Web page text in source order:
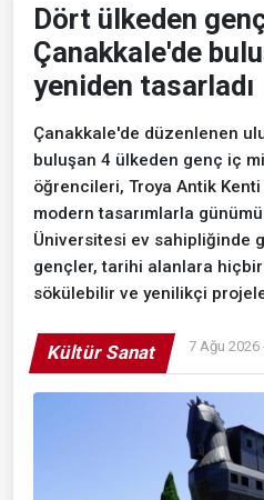
Dört ülkeden
Çanakkale'de
yeniden tasarladı
Çanakkale'de düzenlenen
buluşan 4 ülkeden genç iç
öğrencileri, Troya Antik
modern tasarımlarla
Üniversitesi ev sahipliğinde
gençler, tarihi alanlara
sökülebilir ve yenilikçi
Kültür Sanat 7 Ağu 2026